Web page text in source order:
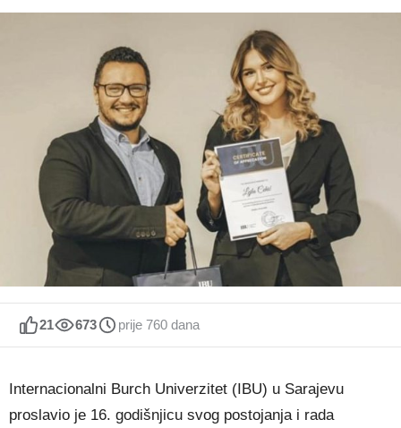
21 673 prije 760 dana
Internacionalni Burch Univerzitet (IBU) u Sarajevu
proslavio je 16. godišnjicu svog postojanja i rada